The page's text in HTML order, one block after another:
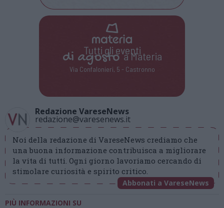
Tutti gli eventi
di agostoa Materia
Via Confalonieri, 5 - Castronno
Redazione VareseNews
redazione@varesenews.it
Noi della redazione di VareseNews crediamo che
una buona informazione contribuisca a migliorare
la vita di tutti. Ogni giorno lavoriamo cercando di
stimolare curiosità e spirito critico.
Abbonati a VareseNews
PIÙ INFORMAZIONI SU